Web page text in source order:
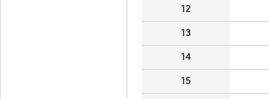
12
13
14
15